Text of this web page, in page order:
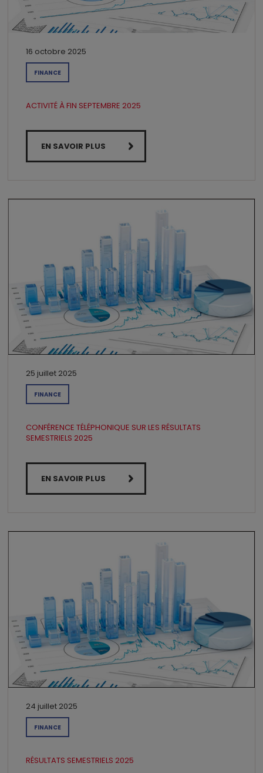
16 octobre 2025
FINANCE
ACTIVITÉ À FIN SEPTEMBRE 2025
EN SAVOIR PLUS
25 juillet 2025
FINANCE
CONFÉRENCE TÉLÉPHONIQUE SUR LES RÉSULTATS
SEMESTRIELS 2025
EN SAVOIR PLUS
24 juillet 2025
FINANCE
RÉSULTATS SEMESTRIELS 2025